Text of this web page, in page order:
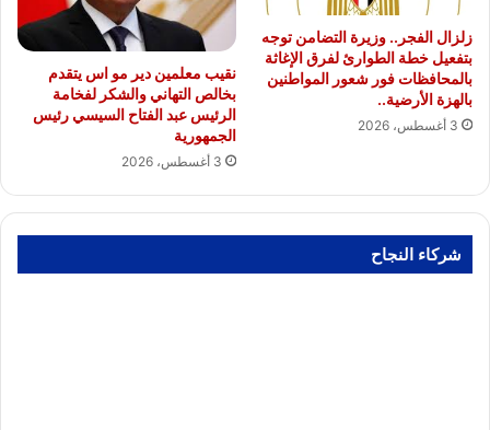
زلزال الفجر.. وزيرة التضامن توجه
بتفعيل خطة الطوارئ لفرق الإغاثة
بالمحافظات فور شعور المواطنين
بالهزة الأرضية..
3 أغسطس، 2026
نقيب معلمين دير مو اس يتقدم
بخالص التهاني والشكر لفخامة
الرئيس عبد الفتاح السيسي رئيس
الجمهورية
3 أغسطس، 2026
شركاء النجاح